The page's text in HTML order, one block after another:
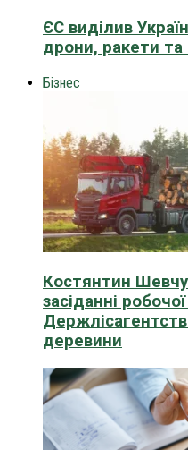
ЄС виділив
дрони, ракети та
Бізнес
Костянтин
засіданні
деревини